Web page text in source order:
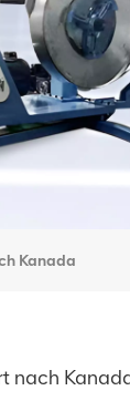
Kanada
nach